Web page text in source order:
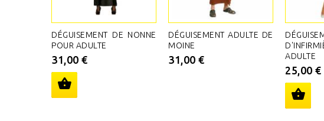
DÉGUISEMENT DE NONNE
POUR ADULTE
31,00 €
DÉGUISEMENT ADULTE DE
MOINE
31,00 €
ADULTE
25,00 €